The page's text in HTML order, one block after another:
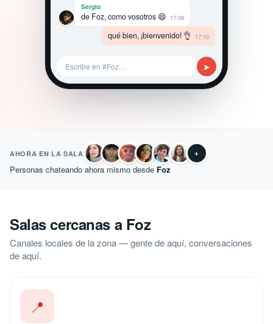
Sergio
de Foz, como vosotros 😄 17:09
qué bien, ¡bienvenido! 👌 17:10
Escribe en #Foz… ➤
AHORA EN LA SALA +
Personas chateando ahora mismo desde Foz
Salas cercanas a Foz
Canales locales de la zona — gente de aquí, conversaciones
de aquí.
📍